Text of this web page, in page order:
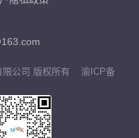
公司 版权所有
渝ICP备